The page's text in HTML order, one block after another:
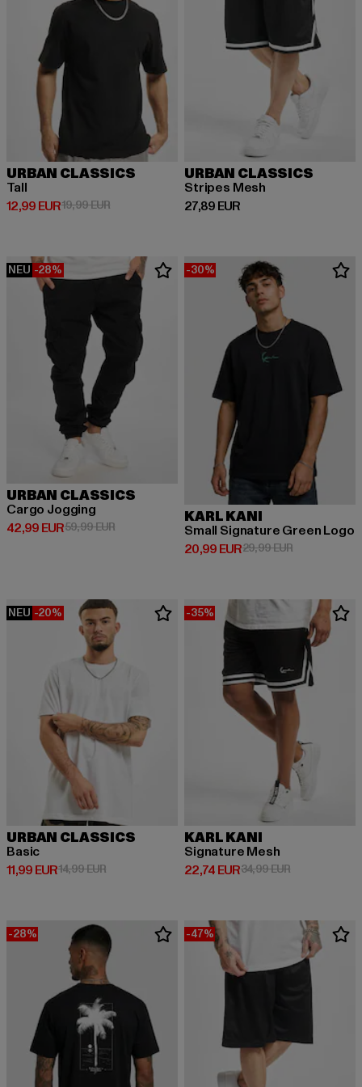
URBAN CLASSICS
Tall
12,99 EUR
Derzeitiger Preis: 12,99 EUR
19,99 EURAktionspreis: 19,99 EUR
URBAN CLASSICS
Stripes Mesh
27,89 EUR
Derzeitiger Preis: 27,89 EUR
NEU -28%
URBAN CLASSICS
Cargo Jogging
42,99 EUR
Derzeitiger Preis: 42,99 EUR
59,99 EURAktionspreis: 59,99 EUR
-30%
KARL KANI
Small Signature Green Logo
20,99 EUR
Derzeitiger Preis: 20,99 EUR
29,99 EURAktionspreis:
NEU -20%
URBAN CLASSICS
Basic
11,99 EUR
Derzeitiger Preis: 11,99 EUR
14,99 EURAktionspreis: 14,99 EUR
-35%
KARL KANI
Signature Mesh
22,74 EUR
Derzeitiger Preis: 22,74 EUR
34,99 EURAktionspreis:
-28% -47%